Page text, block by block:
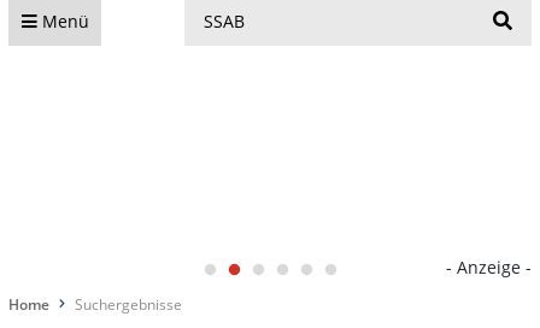
Menü
- Anzeige -
Home Suchergebnisse